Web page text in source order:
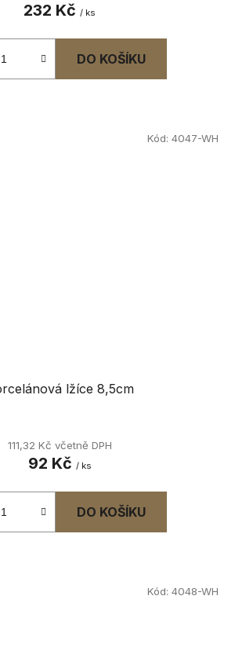
produktu
4,0
232 Kč / ks
DO KOŠÍKU
lžíce 8,5cm
111,32 Kč včetně DPH
92 Kč / ks
DO KOŠÍKU
Kód: 4047-WH
Kód: 4048-WH